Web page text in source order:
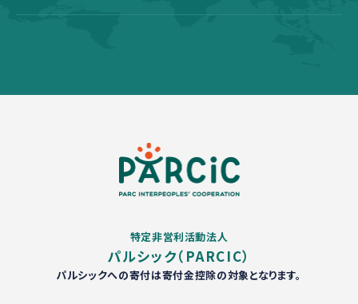
特定非営利活動法人
パルシック（PARCIC）
パルシックへの寄付は寄付金控除の対象となります。